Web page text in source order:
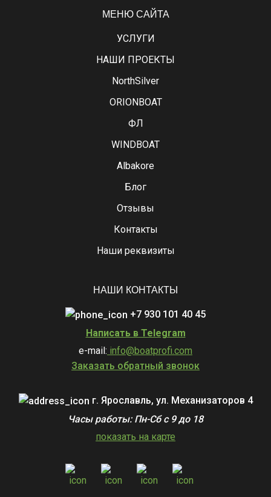
МЕНЮ САЙТА
УСЛУГИ
НАШИ ПРОЕКТЫ
NorthSilver
ORIONBOAT
ФЛ
WINDBOAT
Albakore
Блог
Отзывы
Контакты
Наши реквизиты
НАШИ КОНТАКТЫ
+7 930 101 40 45
Написать в Telegram
e-mail: info@boatprofi.com
Заказать обратный звонок
г. Ярославль, ул. Механизаторов 4
Часы работы: Пн-Сб с 9 до 18
показать на карте